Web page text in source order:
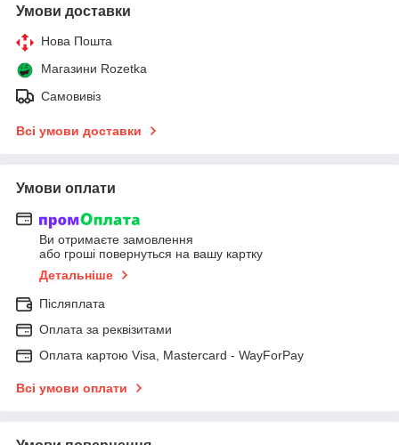
Умови доставки
Нова Пошта
Магазини Rozetka
Самовивіз
Всі умови доставки
Умови оплати
Ви отримаєте замовлення
або гроші повернуться на вашу картку
Детальніше
Післяплата
Оплата за реквізитами
Оплата картою Visa, Mastercard - WayForPay
Всі умови оплати